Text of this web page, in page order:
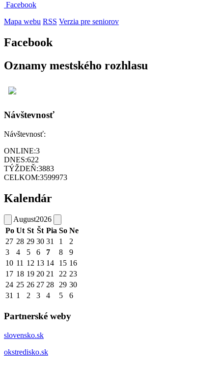
Facebook
Mapa webu RSS Verzia pre seniorov
Facebook
Oznamy mestského rozhlasu
Návštevnosť
Návštevnosť:
ONLINE:3
DNES:622
TÝŽDEŇ:3883
CELKOM:3599973
Kalendár
August2026
Po Ut St Št Pia So Ne
27 28 29 30 31 1
2
3
4 5 6 7 8
9
10 11 12 13 14 15 16
17 18 19 20 21 22 23
24 25 26 27 28 29 30
31 1 2 3 4 5 6
Partnerské weby
slovensko.sk
okstredisko.sk